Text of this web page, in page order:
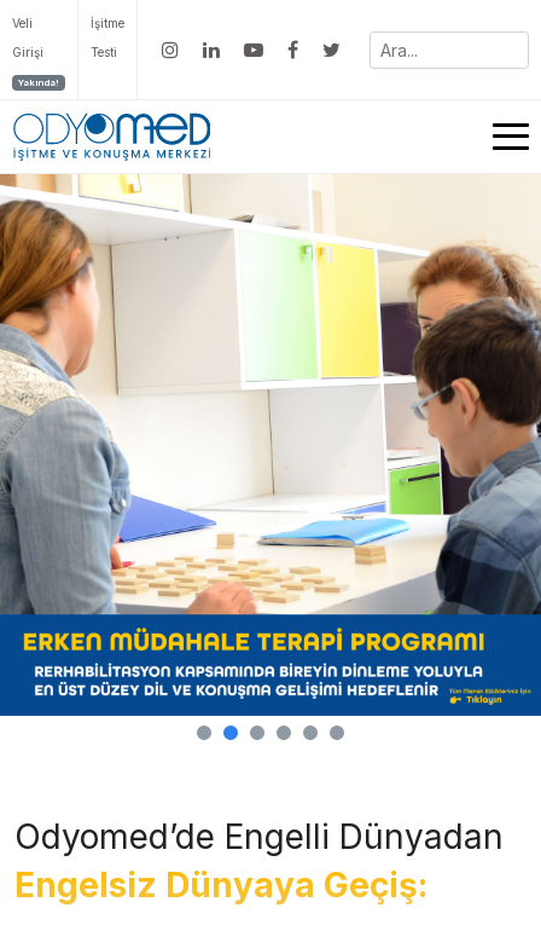
Veli
Girişi
Yakında!
İşitme
Testi
Odyomed’de Engelli Dünyadan
Engelsiz Dünyaya Geçiş: